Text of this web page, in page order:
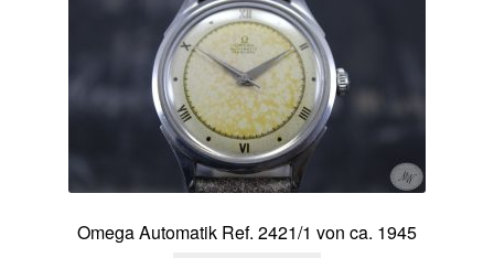
Omega Automatik Ref. 2421/1 von ca. 1945